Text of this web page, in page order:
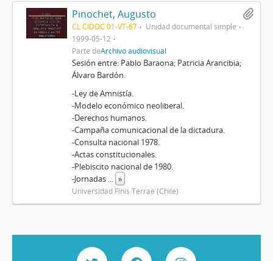
Pinochet, Augusto
CL CIDOC 01-VT-67
Unidad documental simple
1999-05-12
Parte deArchivo audiovisual
Sesión entre: Pablo Baraona; Patricia Arancibia;
Álvaro Bardón.
-Ley de Amnistía.
-Modelo económico neoliberal.
-Derechos humanos.
-Campaña comunicacional de la dictadura.
-Consulta nacional 1978.
-Actas constitucionales.
-Plebiscito nacional de 1980.
-Jornadas ... »
Universidad Finis Terrae (Chile)